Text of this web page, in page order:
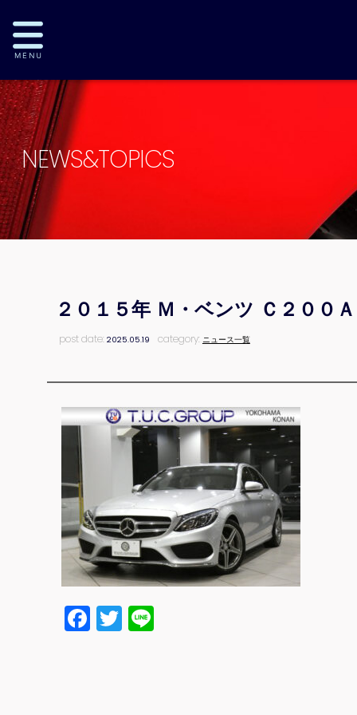
NEWS&TOPICS
２０１５年 Ｍ・ベンツ Ｃ２０
post date:2025.05.19 category: ニュース一覧
Facebook
Twitter